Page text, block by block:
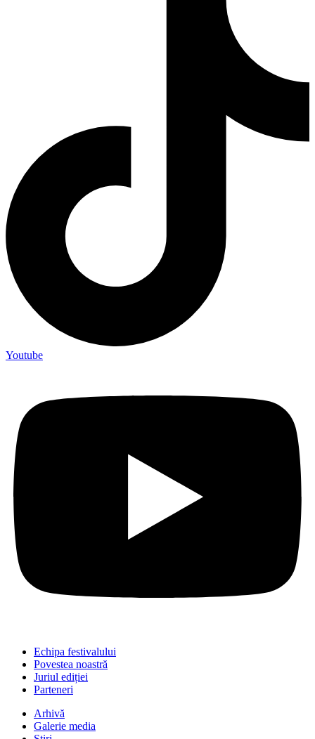
Youtube
Echipa festivalului
Povestea noastră
Juriul ediției
Parteneri
Arhivă
Galerie media